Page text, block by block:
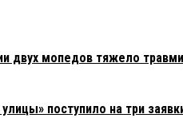
двух мопедов тяжело
поступило на три